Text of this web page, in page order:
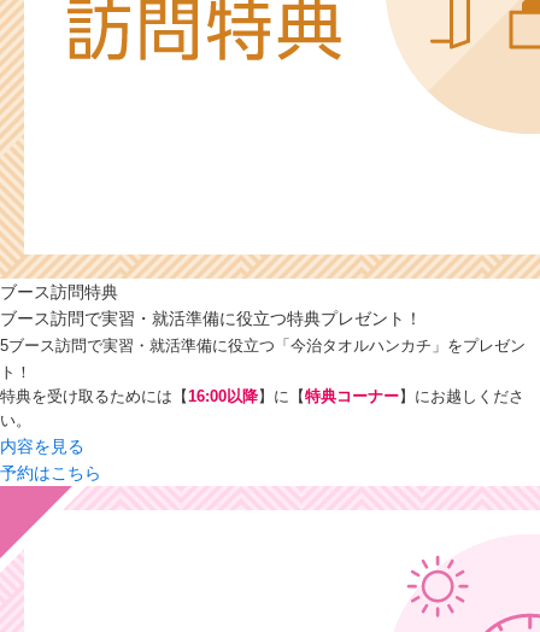
ブース訪問特典
ブース訪問で実習・就活準備に役立つ特典プレゼント！
5ブース訪問で実習・就活準備に役立つ「今治タオルハンカチ」をプレゼン
ト！
特典を受け取るためには【16:00以降】に【特典コーナー】にお越しくださ
い。
内容を見る
予約はこちら